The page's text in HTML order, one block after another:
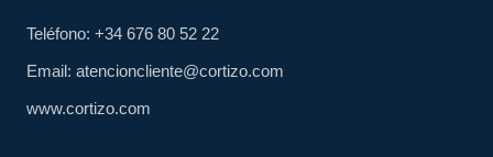
Teléfono: +34 676 80 52 22
Email: atencioncliente@cortizo.com
www.cortizo.com